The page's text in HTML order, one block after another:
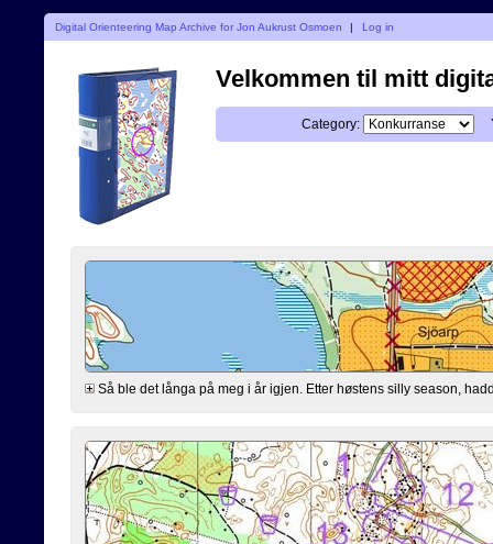
Digital Orienteering Map Archive for Jon Aukrust Osmoen | Log in
Velkommen til mitt
Category:
Så ble det långa på meg i år igjen. Etter høstens silly season,